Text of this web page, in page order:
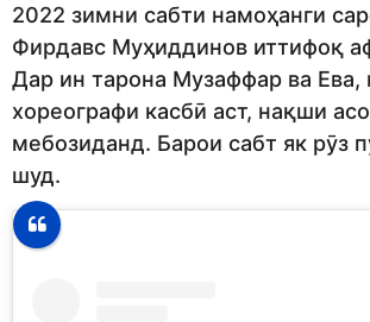
2022 зимни сабти намоҳанги
Фирдавс Муҳиддинов иттифоқ
Дар ин тарона Музаффар ва Ева,
хореографи касбӣ аст, нақши
мебозиданд. Барои сабт як рӯз
шуд.